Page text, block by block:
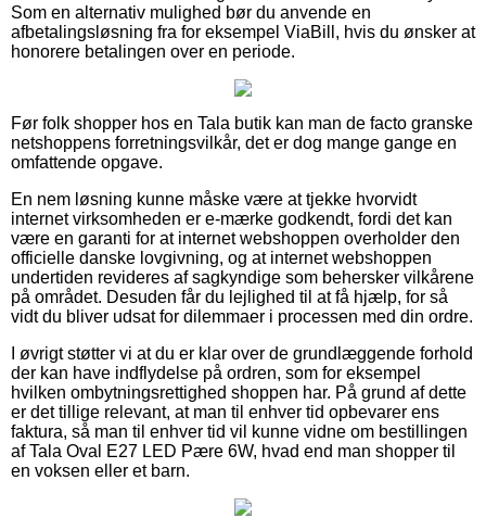
Som en alternativ mulighed bør du anvende en
afbetalingsløsning fra for eksempel ViaBill, hvis du ønsker at
honorere betalingen over en periode.
Før folk shopper hos en Tala butik kan man de facto granske
netshoppens forretningsvilkår, det er dog mange gange en
omfattende opgave.
En nem løsning kunne måske være at tjekke hvorvidt
internet virksomheden er e-mærke godkendt, fordi det kan
være en garanti for at internet webshoppen overholder den
officielle danske lovgivning, og at internet webshoppen
undertiden revideres af sagkyndige som behersker vilkårene
på området. Desuden får du lejlighed til at få hjælp, for så
vidt du bliver udsat for dilemmaer i processen med din ordre.
I øvrigt støtter vi at du er klar over de grundlæggende forhold
der kan have indflydelse på ordren, som for eksempel
hvilken ombytningsrettighed shoppen har. På grund af dette
er det tillige relevant, at man til enhver tid opbevarer ens
faktura, så man til enhver tid vil kunne vidne om bestillingen
af Tala Oval E27 LED Pære 6W, hvad end man shopper til
en voksen eller et barn.